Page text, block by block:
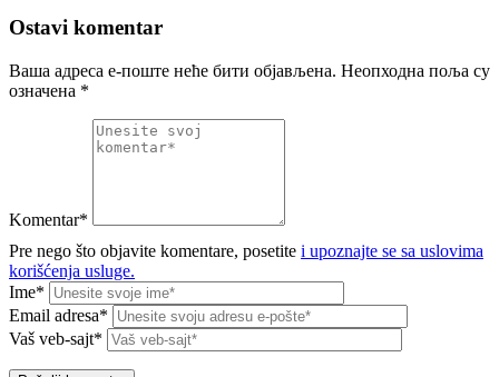
Ostavi komentar
Ваша адреса е-поште неће бити објављена. Неопходна поља су
означена *
Komentar*
Pre nego što objavite komentare, posetite i upoznajte se sa uslovima
korišćenja usluge.
Ime*
Email adresa*
Vaš veb-sajt*